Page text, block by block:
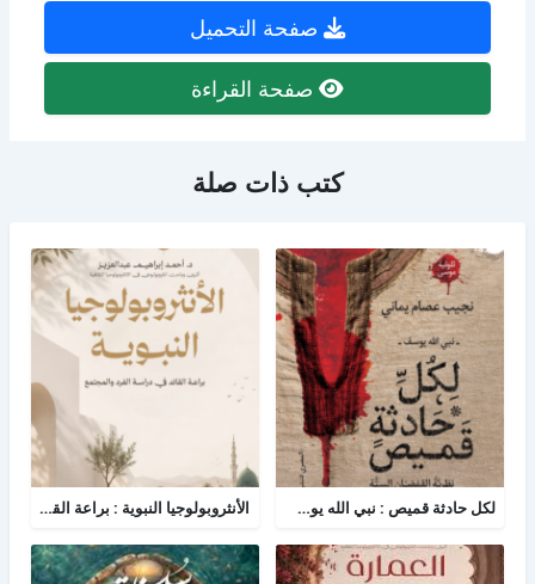
صفحة التحميل
صفحة القراءة
كتب ذات صلة
لكل حادثة قميص : نبي الله يوسف - نظرية القمصان الستة في قراءة القصة القرآنية الأنثروبولوجيا النبوية : براعة القائد في دراسة الفرد والمجتمع